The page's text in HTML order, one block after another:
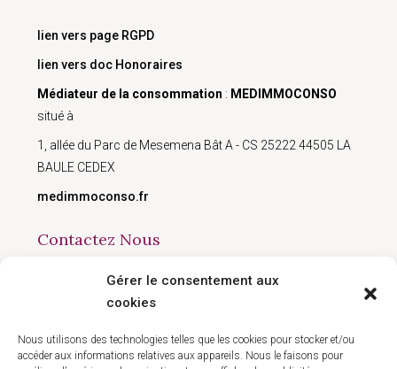
Gérer le consentement aux
cookies
Nous utilisons des technologies telles que les cookies pour stocker et/ou
accéder aux informations relatives aux appareils. Nous le faisons pour
lien vers page RGPD
lien vers doc Honoraires
Médiateur de la consommation : MEDIMMOCONSO
situé à
1, allée du Parc de Mesemena Bât A - CS 25222 44505 LA
BAULE CEDEX
medimmoconso.fr
Contactez Nous
168 avenue du Président Wilson, Montreuil 93100
09 50 90 77 41